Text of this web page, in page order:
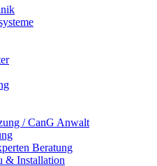
/ CanG Anwalt
Beratung
& Installation